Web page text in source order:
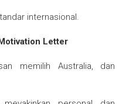
internasional.
Letter
memilih Australia, dan